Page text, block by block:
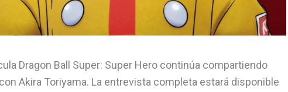
Dragon Ball Super: Super Hero continúa compartiendo
Akira Toriyama. La entrevista completa estará disponible